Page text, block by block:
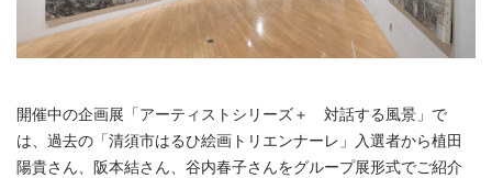
対
話
景
レ
ー
開催中の企画展「アーティストシリーズ＋ 対話する風景」で
は、過去の「清須市はるひ絵画トリエンナーレ」入選者から植田
陽貴さん、阪本結さん、谷内春子さんをグループ展形式でご紹介